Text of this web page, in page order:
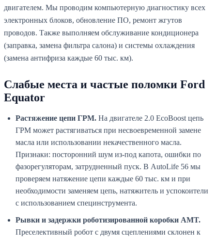
двигателем. Мы проводим компьютерную диагностику всех
электронных блоков, обновление ПО, ремонт жгутов
проводов. Также выполняем обслуживание кондиционера
(заправка, замена фильтра салона) и системы охлаждения
(замена антифриза каждые 60 тыс. км).
Слабые места и частые поломки Ford
Equator
Растяжение цепи ГРМ. На двигателе 2.0 EcoBoost цепь
ГРМ может растягиваться при несвоевременной замене
масла или использовании некачественного масла.
Признаки: посторонний шум из-под капота, ошибки по
фазорегуляторам, затрудненный пуск. В AutoLife 56 мы
проверяем натяжение цепи каждые 60 тыс. км и при
необходимости заменяем цепь, натяжитель и успокоители
с использованием специнструмента.
Рывки и задержки роботизированной коробки AMT.
Преселективный робот с двумя сцеплениями склонен к